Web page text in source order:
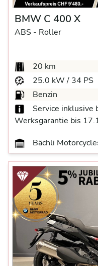
BMW C 400 X
ABS - Roller
20 km
25.0 kW / 34 PS
Benzin
Service
Werksgarantie bis
Bächli